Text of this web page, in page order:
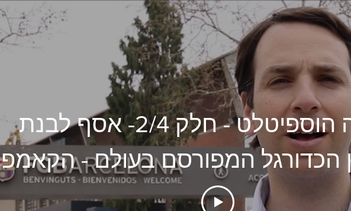
השקעה הוספיטלט - חלק 2/4- אסף לבנת
הכדורגל המפורסם בעולם - הקאמפ
נו